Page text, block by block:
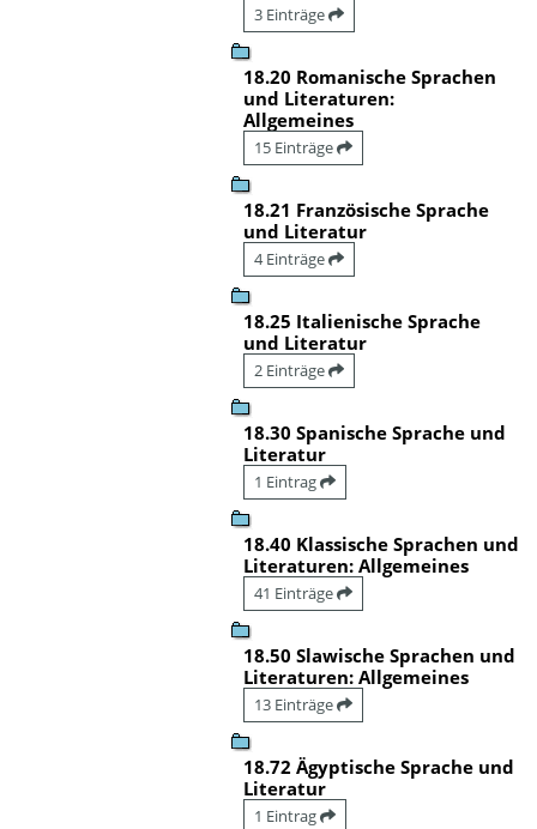
3 Einträge
18.20 Romanische Sprachen
und Literaturen:
Allgemeines
15 Einträge
18.21 Französische Sprache
und Literatur
4 Einträge
18.25 Italienische Sprache
und Literatur
2 Einträge
18.30 Spanische Sprache und
Literatur
1 Eintrag
18.40 Klassische Sprachen und
Literaturen: Allgemeines
41 Einträge
18.50 Slawische Sprachen und
Literaturen: Allgemeines
13 Einträge
18.72 Ägyptische Sprache und
Literatur
1 Eintrag